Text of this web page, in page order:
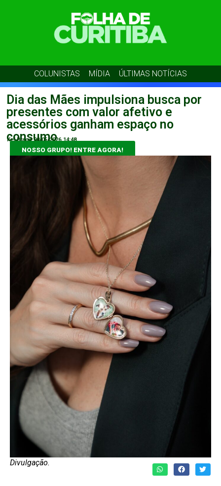
COLUNISTAS MÍDIA ÚLTIMAS NOTÍCIAS
Dia das Mães impulsiona busca por
presentes com valor afetivo e
acessórios ganham espaço no
consumo
Kel Braga 08/05/2026 14:48
NOSSO GRUPO! ENTRE AGORA!
Divulgação.